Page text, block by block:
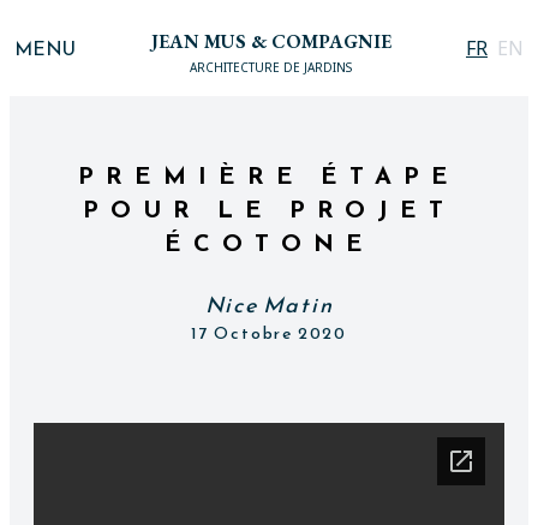
MENU JEAN MUS & COMPAGNIE
ARCHITECTURE DE JARDINS
FR EN
PREMIÈRE ÉTAPE
POUR LE PROJET
ÉCOTONE
Nice Matin
17 Octobre 2020